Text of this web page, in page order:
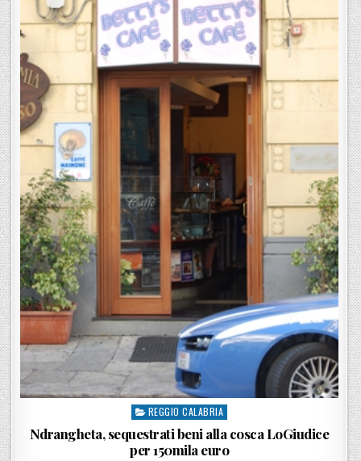
Posted in
REGGIO CALABRIA
Ndrangheta, sequestrati beni alla cosca LoGiudice
per 150mila euro